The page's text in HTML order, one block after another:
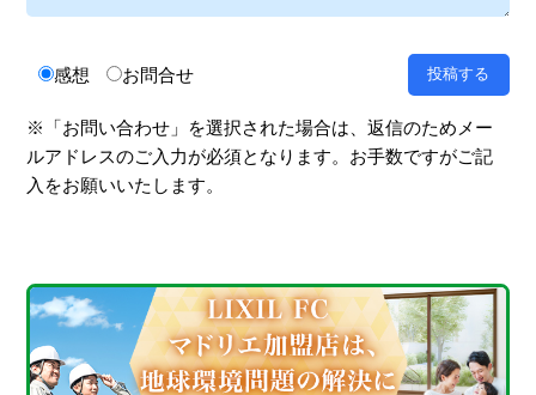
感想 お問合せ
※「お問い合わせ」を選択された場合は、返信のためメー
ルアドレスのご入力が必須となります。お手数ですがご記
入をお願いいたします。